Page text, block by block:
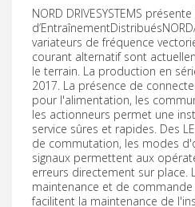
NORD DRIVESYSTEMS
variateurs de fréquence
courant alternatif sont
le terrain. La production en
2017. La présence de
pour l'alimentation, les
les actionneurs permet une
service sûres et rapides. Des
de commutation, les modes
signaux permettent aux
erreurs directement sur place.
maintenance et de
facilitent la maintenance de